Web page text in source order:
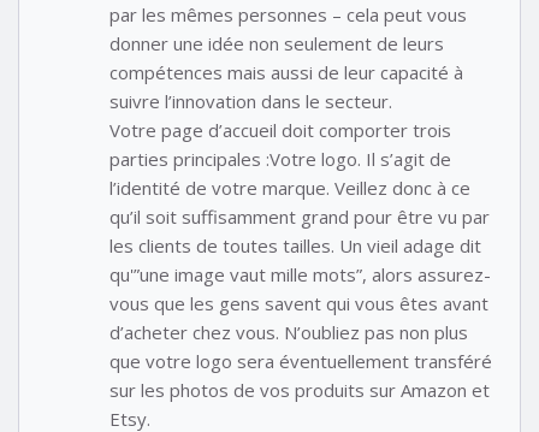
par les mêmes personnes – cela peut vous
donner une idée non seulement de leurs
compétences mais aussi de leur capacité à
suivre l’innovation dans le secteur.
Votre page d’accueil doit comporter trois
parties principales :Votre logo. Il s’agit de
l’identité de votre marque. Veillez donc à ce
qu’il soit suffisamment grand pour être vu par
les clients de toutes tailles. Un vieil adage dit
qu'”une image vaut mille mots”, alors assurez-
vous que les gens savent qui vous êtes avant
d’acheter chez vous. N’oubliez pas non plus
que votre logo sera éventuellement transféré
sur les photos de vos produits sur Amazon et
Etsy.